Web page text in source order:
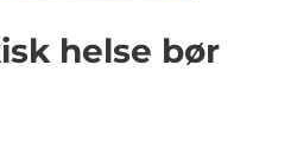
helse bør